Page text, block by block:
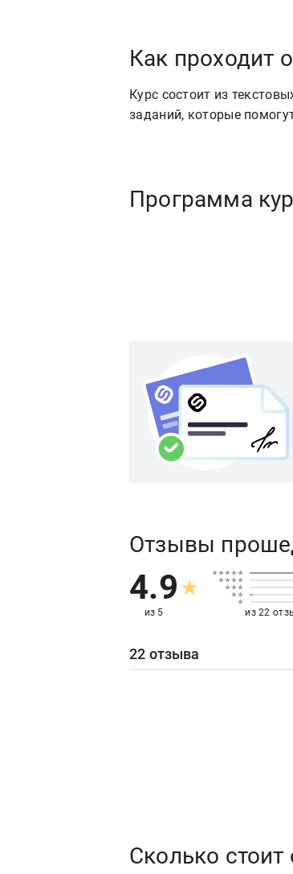
Как проходит
Курс состоит из
заданий, которые
Программа
Отзывы
4.9
из 5 из 22
22 отзыва
Сколько стоит